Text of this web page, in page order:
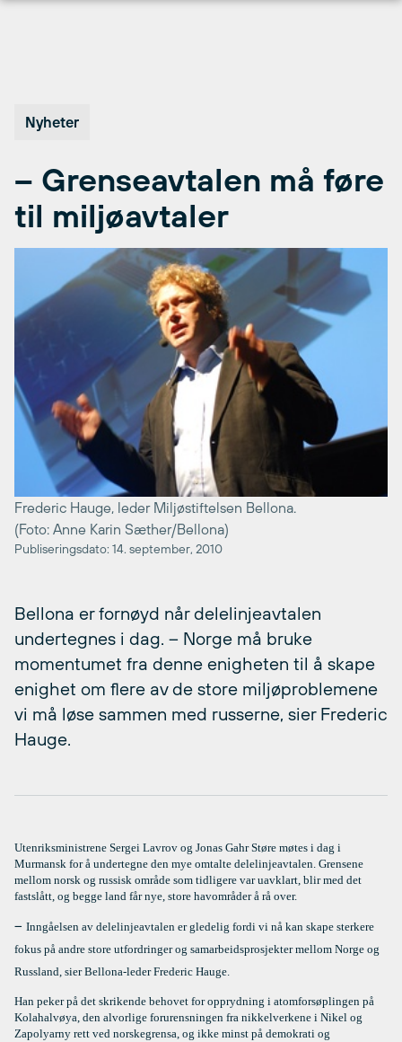
Nyheter
– Grenseavtalen må føre
til miljøavtaler
Frederic Hauge, leder Miljøstiftelsen Bellona.
(Foto: Anne Karin Sæther/Bellona)
Publiseringsdato: 14. september, 2010
Bellona er fornøyd når delelinjeavtalen
undertegnes i dag. – Norge må bruke
momentumet fra denne enigheten til å skape
enighet om flere av de store miljøproblemene
vi må løse sammen med russerne, sier Frederic
Hauge.
Utenriksministrene Sergei Lavrov og Jonas Gahr Støre møtes i dag i
Murmansk for å undertegne den mye omtalte delelinjeavtalen. Grensene
mellom norsk og russisk område som tidligere var uavklart, blir med det
fastslått, og begge land får nye, store havområder å rå over.
– Inngåelsen av delelinjeavtalen er gledelig fordi vi nå kan skape sterkere
fokus på andre store utfordringer og samarbeidsprosjekter mellom Norge og
Russland, sier Bellona-leder Frederic Hauge.
Han peker på det skrikende behovet for opprydning i atomforsøplingen på
Kolahalvøya, den alvorlige forurensningen fra nikkelverkene i Nikel og
Zapolyarny rett ved norskegrensa, og ikke minst på demokrati og